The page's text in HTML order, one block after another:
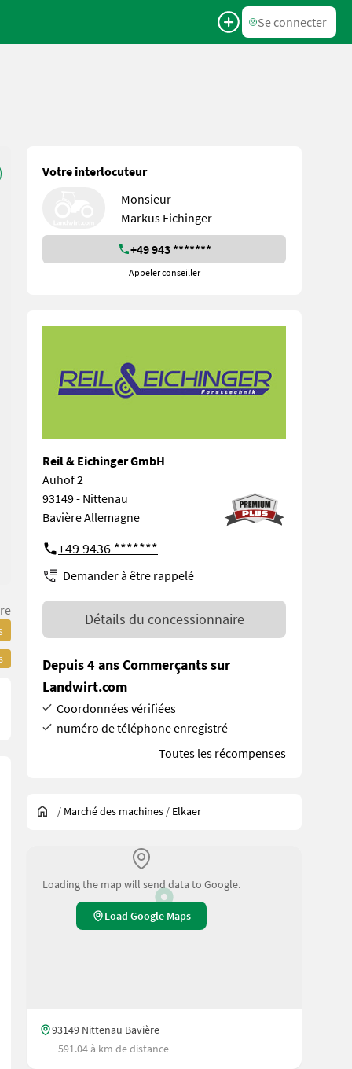
Se connecter
Votre interlocuteur
Monsieur
Markus Eichinger
+49 943 *******
Appeler conseiller
Reil & Eichinger GmbH
Auhof 2
93149 - Nittenau
Bavière Allemagne
+49 9436 *******
Demander à être rappelé
Détails du concessionnaire
Depuis 4 ans Commerçants sur
Landwirt.com
Coordonnées vérifiées
numéro de téléphone enregistré
Toutes les récompenses
/ Marché des machines / Elkaer
Loading the map will send data to Google.
Load Google Maps
93149 Nittenau Bavière
591.04 à km de distance